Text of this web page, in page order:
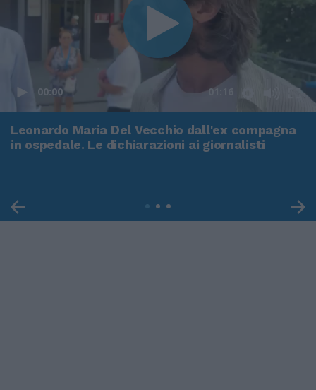
00:00 01:16
Leonardo Maria Del Vecchio dall'ex compagna
in ospedale. Le dichiarazioni ai giornalisti